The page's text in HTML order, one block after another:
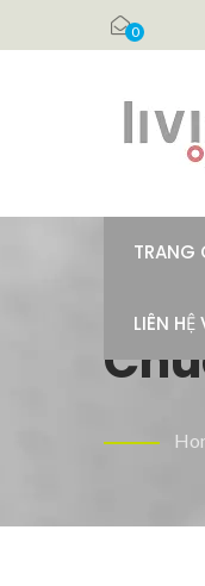
0
TRANG
LIÊN